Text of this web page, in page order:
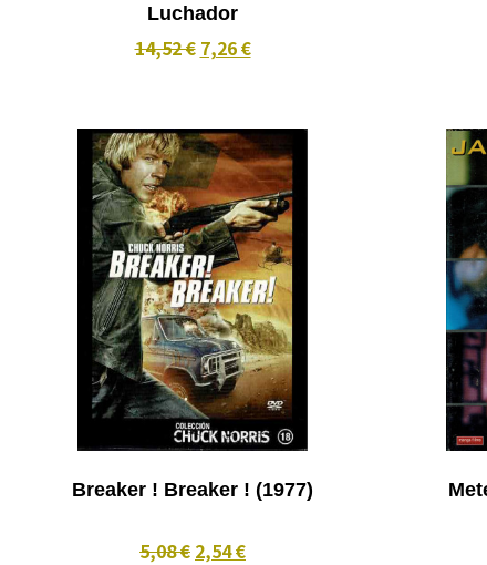
Luchador
14,52 € 7,26 €
Breaker ! Breaker ! (1977)
5,08 € 2,54 €